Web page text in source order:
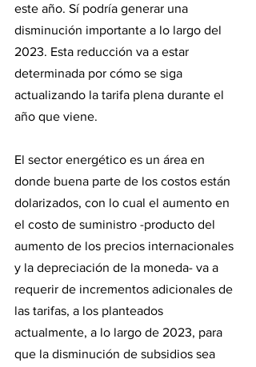
este año. Sí podría generar una
disminución importante a lo largo del
2023. Esta reducción va a estar
determinada por cómo se siga
actualizando la tarifa plena durante el
año que viene.
El sector energético es un área en
donde buena parte de los costos están
dolarizados, con lo cual el aumento en
el costo de suministro -producto del
aumento de los precios internacionales
y la depreciación de la moneda- va a
requerir de incrementos adicionales de
las tarifas, a los planteados
actualmente, a lo largo de 2023, para
que la disminución de subsidios sea